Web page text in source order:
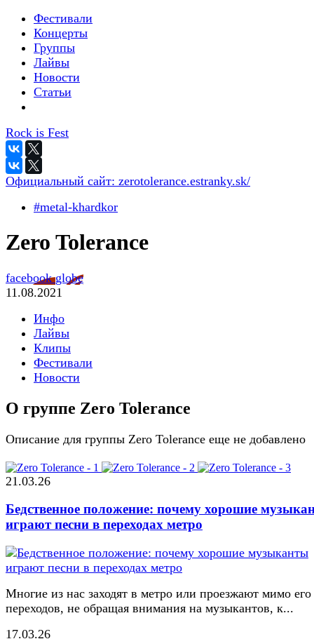
Фестивали
Концерты
Группы
Лайвы
Новости
Статьи
Rock is Fest
Официальный сайт: zerotolerance.estranky.sk/
#metal-khardkor
Zero Tolerance
facebookglobe
11.08.2021
Инфо
Лайвы
Клипы
Фестивали
Новости
О группе Zero Tolerance
Описание для группы Zero Tolerance еще не добавлено
21.03.26
Бедственное положение: почему хорошие
играют песни в переходах метро
Многие из нас заходят в метро или проезжают мимо его
переходов, не обращая внимания на музыкантов, к...
17.03.26